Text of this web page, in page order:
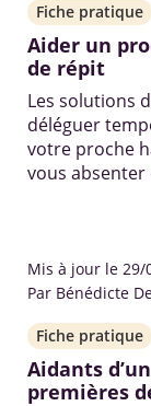
Fiche pratique
Aider un
de répit
Les solutions
déléguer
votre proche
vous
Mis à jour le 29/
Par Bénédicte
Fiche pratique
Aidants
premières